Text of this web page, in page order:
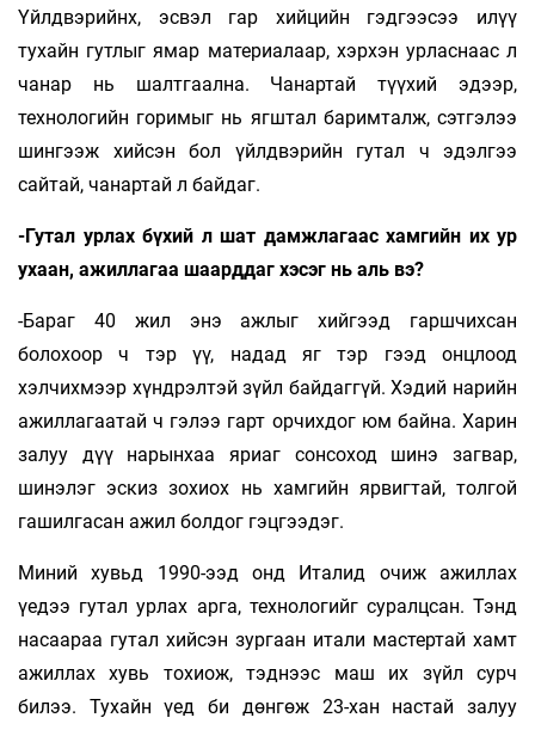
Үйлдвэрийнх, эсвэл гар хийцийн гэдгээсээ илүү
тухайн гутлыг ямар материалаар, хэрхэн урласнаас л
чанар нь шалтгаална. Чанартай түүхий эдээр,
технологийн горимыг нь ягштал баримталж, сэтгэлээ
шингээж хийсэн бол үйлдвэрийн гутал ч эдэлгээ
сайтай, чанартай л байдаг.
-Гутал урлах бүхий л шат дамжлагаас хамгийн их ур
ухаан, ажиллагаа шаарддаг хэсэг нь аль вэ?
-Бараг 40 жил энэ ажлыг хийгээд гаршчихсан
болохоор ч тэр үү, надад яг тэр гээд онцлоод
хэлчихмээр хүндрэлтэй зүйл байдаггүй. Хэдий нарийн
ажиллагаатай ч гэлээ гарт орчихдог юм байна. Харин
залуу дүү нарынхаа яриаг сонсоход шинэ загвар,
шинэлэг эскиз зохиох нь хамгийн ярвигтай, толгой
гашилгасан ажил болдог гэцгээдэг.
Миний хувьд 1990-ээд онд Италид очиж ажиллах
үедээ гутал урлах арга, технологийг суралцсан. Тэнд
насаараа гутал хийсэн зургаан итали мастертай хамт
ажиллах хувь тохиож, тэднээс маш их зүйл сурч
билээ. Тухайн үед би дөнгөж 23-хан настай залуу